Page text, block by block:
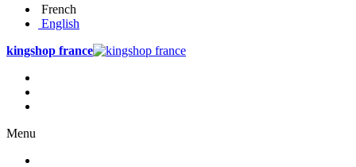
French
English
kingshop france
Menu